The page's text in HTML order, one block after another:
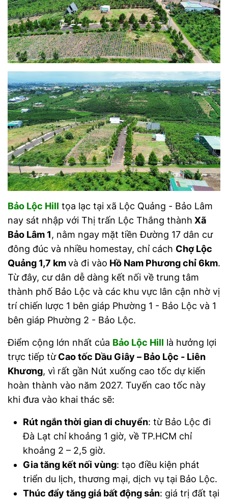
Bảo Lộc Hill tọa lạc tại xã Lộc Quảng - Bảo Lâm
nay sát nhập với Thị trấn Lộc Thắng thành Xã
Bảo Lâm 1, nằm ngay mặt tiền Đường 17 dân cư
đông đúc và nhiều homestay, chỉ cách Chợ Lộc
Quảng 1,7 kmvà đi vào Hồ Nam Phương chỉ 6km.
Từ đây, cư dân dễ dàng kết nối về trung tâm
thành phố Bảo Lộc và các khu vực lân cận nhờ vị
trí chiến lược 1 bên giáp Phường 1 - Bảo Lộc và 1
bên giáp Phường 2 - Bảo Lộc.
Điểm cộng lớn nhất của Bảo Lộc Hill là hưởng lợi
trực tiếp từCao tốc Dầu Giây – Bảo Lộc - Liên
Khương, vì rất gần Nút xuống cao tốc dự kiến
hoàn thành vào năm 2027. Tuyến cao tốc này
khi đưa vào khai thác sẽ:
Rút ngắn thời gian di chuyển: từ Bảo Lộc đi
Đà Lạt chỉ khoảng 1 giờ, về TP.HCM chỉ
khoảng 2 – 2,5 giờ.
Gia tăng kết nối vùng: tạo điều kiện phát
triển du lịch, thương mại, dịch vụ tại Bảo Lộc.
Thúc đẩy tăng giá bất động sản: giá trị đất tại